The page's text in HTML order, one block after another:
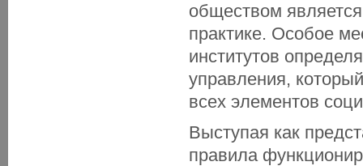
обществом
практике. Особое
институтов
управления,
всех элементов
Выступая как
правила